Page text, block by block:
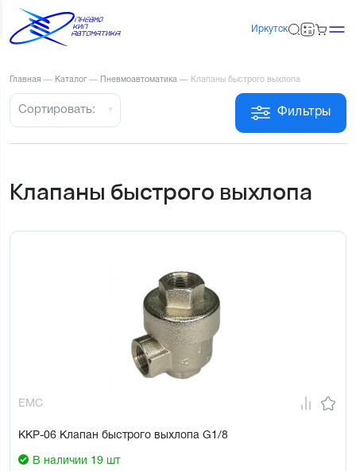
Иркутск
Главная — Каталог — Пневмоавтоматика — Клапаны быстрого выхлопа
Фильтры
Сортировать:
Клапаны быстрого выхлопа
EMC
KKP-06 Клапан быстрого выхлопа G1/8
В наличии 19 шт